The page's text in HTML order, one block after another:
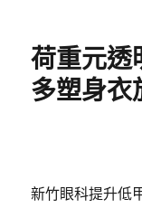
荷重元透
多塑身衣
新竹眼科提升低